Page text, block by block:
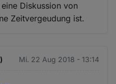
Diskussion von
Zeitvergeudung ist.
Mi. 22 Aug 2018 - 13:14